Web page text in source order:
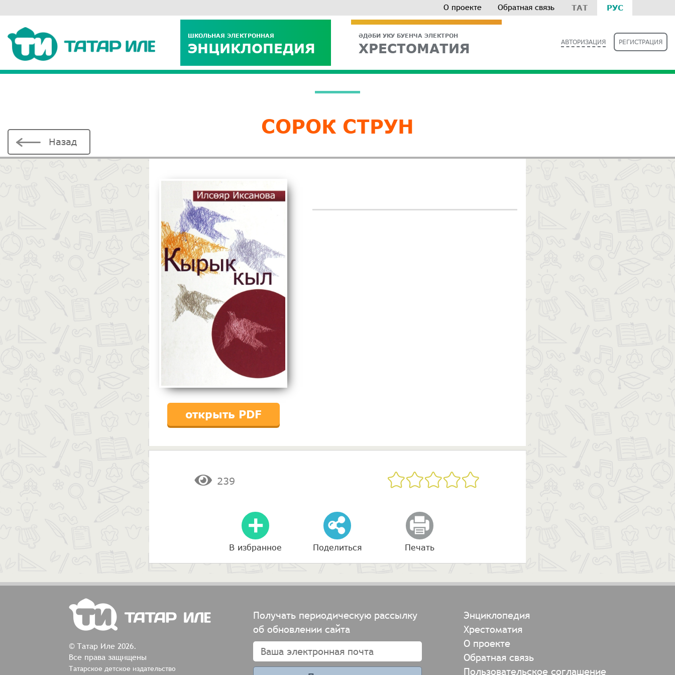
ТАТ РУС
О проекте Обратная связь
ШКОЛЬНАЯ ЭЛЕКТРОННАЯ
ЭНЦИКЛОПЕДИЯ
ӘДӘБИ УКУ БУЕНЧА ЭЛЕКТРОН
ХРЕСТОМАТИЯ АВТОРИЗАЦИЯ РЕГИСТРАЦИЯ
Назад
СОРОК СТРУН
открыть PDF
239
В избранное Поделиться Печать
© Татар Иле 2026.
Все права защищены
Татарское детское издательство
Энциклопедия
Хрестоматия
О проекте
Обратная связь
Пользовательское соглашение
Получать периодическую рассылку
об обновлении сайта